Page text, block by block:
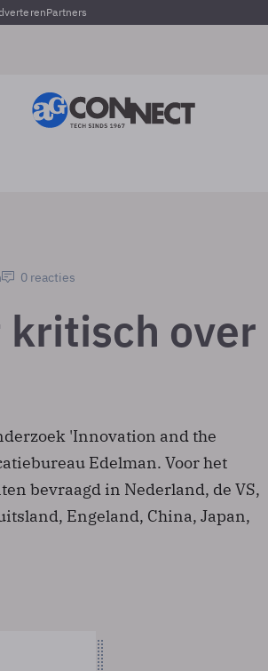
Partners
0 reacties
kritisch over
'Innovation and the
Edelman. Voor het
bevraagd in Nederland, de VS,
Engeland, China, Japan,